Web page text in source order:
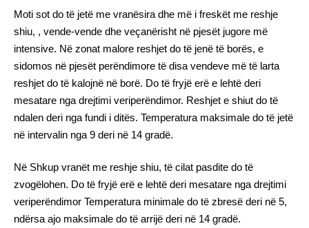
Moti sot do të jetë me vranësira dhe më i freskët me reshje
shiu, , vende-vende dhe veçanërisht në pjesët jugore më
intensive. Në zonat malore reshjet do të jenë të borës, e
sidomos në pjesët perëndimore të disa vendeve më të larta
reshjet do të kalojnë në borë. Do të fryjë erë e lehtë deri
mesatare nga drejtimi veriperëndimor. Reshjet e shiut do të
ndalen deri nga fundi i ditës. Temperatura maksimale do të jetë
në intervalin nga 9 deri në 14 gradë.
Në Shkup vranët me reshje shiu, të cilat pasdite do të
zvogëlohen. Do të fryjë erë e lehtë deri mesatare nga drejtimi
veriperëndimor Temperatura minimale do të zbresë deri në 5,
ndërsa ajo maksimale do të arrijë deri në 14 gradë.